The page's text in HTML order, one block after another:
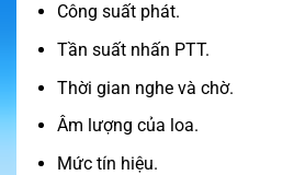
Công suất phát.
Tần suất nhấn PTT.
Thời gian nghe và chờ.
Âm lượng của loa.
Mức tín hiệu.